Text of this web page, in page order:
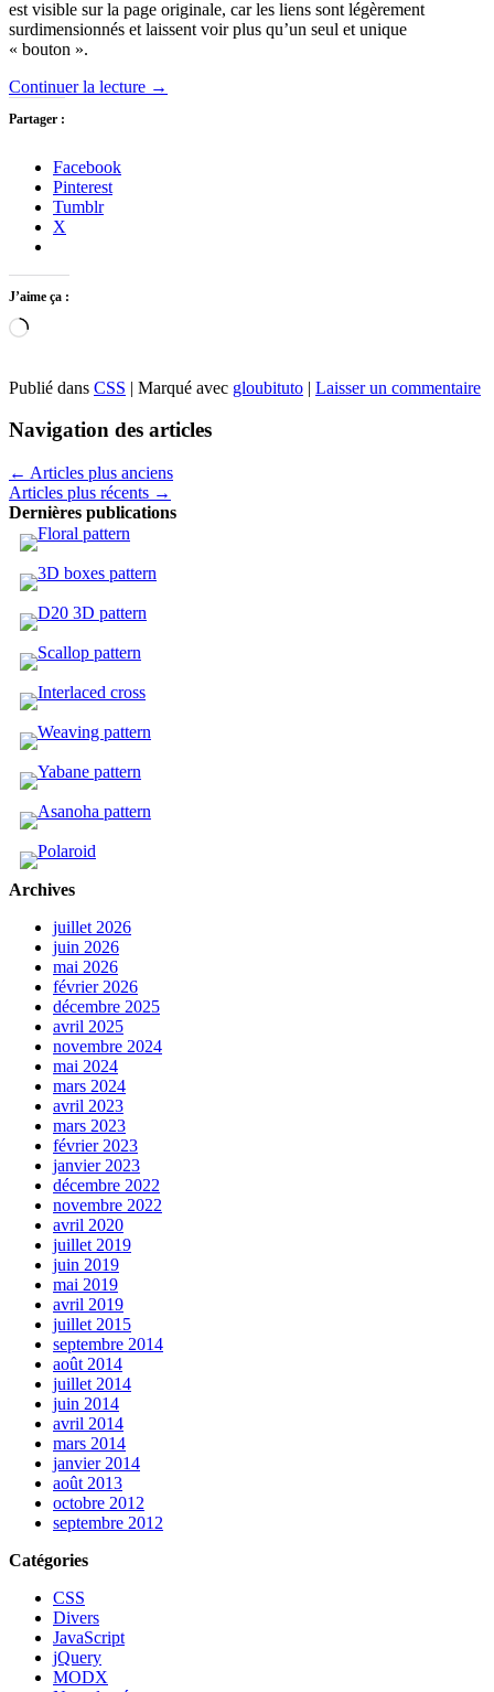
est visible sur la page originale, car les liens sont légèrement
surdimensionnés et laissent voir plus qu’un seul et unique
« bouton ».
Continuer la lecture →
Partager :
Facebook
Pinterest
Tumblr
X
J’aime ça :
Chargement…
Publié dans CSS | Marqué avec gloubituto | Laisser un commentaire
Navigation des articles
← Articles plus anciens
Articles plus récents →
Dernières publications
Archives
juillet 2026
juin 2026
mai 2026
février 2026
décembre 2025
avril 2025
novembre 2024
mai 2024
mars 2024
avril 2023
mars 2023
février 2023
janvier 2023
décembre 2022
novembre 2022
avril 2020
juillet 2019
juin 2019
mai 2019
avril 2019
juillet 2015
septembre 2014
août 2014
juillet 2014
juin 2014
avril 2014
mars 2014
janvier 2014
août 2013
octobre 2012
septembre 2012
Catégories
CSS
Divers
JavaScript
jQuery
MODX